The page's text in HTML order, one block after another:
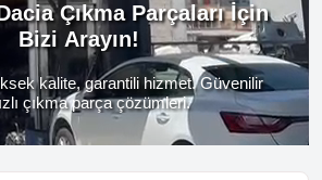
Çıkma Parçaları İçin
Bizi Arayın!
kalite, garantili hizmet. Güvenilir
çıkma parça çözümleri.